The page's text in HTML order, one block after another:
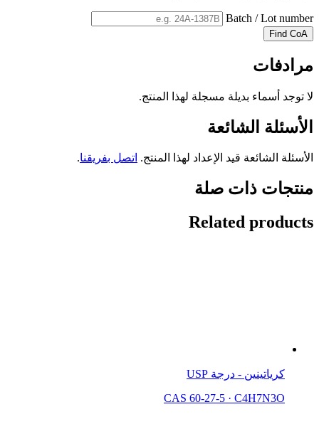
Batch / Lot number
Find CoA
مرادفات
لا توجد أسماء بديلة مسجلة لهذا المنتج.
الأسئلة الشائعة
الأسئلة الشائعة قيد الإعداد لهذا المنتج. اتصل بفريقنا.
منتجات ذات صلة
Related products
كرياتينين - درجة USP
CAS 60-27-5 · C4H7N3O